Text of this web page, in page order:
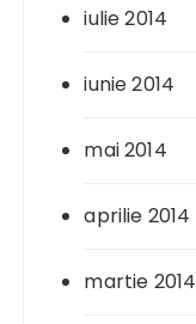
iulie 2014
iunie 2014
mai 2014
aprilie 2014
martie 2014